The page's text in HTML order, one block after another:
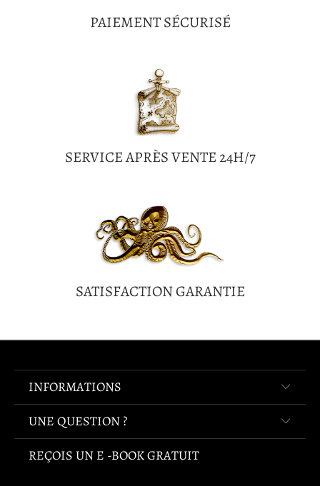
PAIEMENT SÉCURISÉ
SERVICE APRÈS VENTE 24H/7
SATISFACTION GARANTIE
INFORMATIONS
UNE QUESTION ?
REÇOIS UN E -BOOK GRATUIT